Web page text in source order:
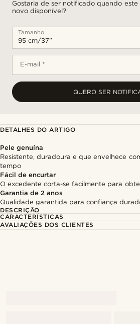
Gostaria de ser notificado quando
novo disponível?
Tamanho
E-mail *
QUERO SER
DETALHES DO ARTIGO
Pele genuína
Resistente, duradoura e que envelhece
tempo
Fácil de encurtar
O excedente corta-se facilmente para
Garantia de 2 anos
Qualidade garantida para confiança
DESCRIÇÃO
CARACTERÍSTICAS
AVALIAÇÕES DOS CLIENTES